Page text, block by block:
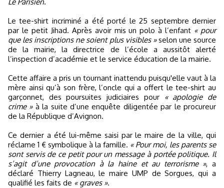
Le tee-shirt incriminé a été porté le 25 septembre dernier
par le petit Jihad. Après avoir mis un polo à l’enfant « pour
que les inscriptions ne soient plus visibles »selon une source
de la mairie, la directrice de l’école a aussitôt alerté
l’inspection d’académie et le service éducation de la mairie.
Cette affaire a pris un tournant inattendu puisqu'elle vaut à la
mère ainsi qu’à son frère, l’oncle qui a offert le tee-shirt au
garçonnet, des poursuites judiciaires pour
« apologie de
crime »à la suite d’une enquête diligentée par le procureur
de la République d’Avignon.
Ce dernier a été lui-même saisi par le maire de la ville, qui
réclame 1 € symbolique à la famille. « Pour moi, les parents se
sont servis de ce petit pour un message à portée politique. Il
s’agit d’une provocation à la haine et au terrorisme », a
déclaré Thierry Lagneau, le maire UMP de Sorgues, qui a
qualifié les faits de « graves ».